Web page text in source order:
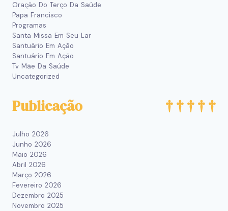
Oração Do Terço Da Saúde
Papa Francisco
Programas
Santa Missa Em Seu Lar
Santuário Em Ação
Santuário Em Ação
Tv Mãe Da Saúde
Uncategorized
Publicação
Julho 2026
Junho 2026
Maio 2026
Abril 2026
Março 2026
Fevereiro 2026
Dezembro 2025
Novembro 2025